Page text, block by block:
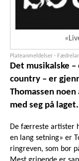
Plateanmeldelser ·
Det musikalske
country – er
Thomassen
med seg på laget.
De færreste artister
en lang setning» er
ringreven, som bor